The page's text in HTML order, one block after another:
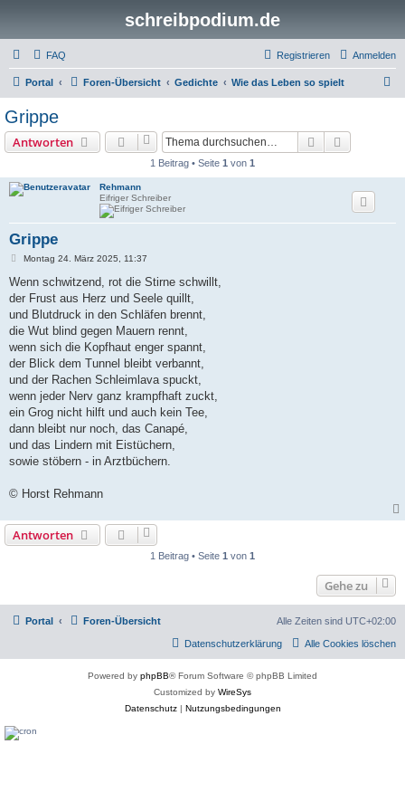
schreibpodium.de
FAQ Anmelden
Registrieren
Portal Foren-Übersicht Gedichte Wie das Leben so spielt
Grippe
Antworten Suche
1 Beitrag • Seite 1 von 1
Rehmann
Eifriger Schreiber
Grippe
B
i
r
a
Montag 24. März 2025, 11:37
Wenn schwitzend, rot die Stirne schwillt,
der Frust aus Herz und Seele quillt,
und Blutdruck in den Schläfen brennt,
die Wut blind gegen Mauern rennt,
wenn sich die Kopfhaut enger spannt,
der Blick dem Tunnel bleibt verbannt,
und der Rachen Schleimlava spuckt,
wenn jeder Nerv ganz krampfhaft zuckt,
ein Grog nicht hilft und auch kein Tee,
dann bleibt nur noch, das Canapé,
und das Lindern mit Eistüchern,
sowie stöbern - in Arztbüchern.
© Horst Rehmann
Antworten
1 Beitrag • Seite 1 von 1
Gehe zu
Portal Foren-Übersicht Alle Zeiten sind UTC+02:00
Alle Cookies löschen
Datenschutzerklärung
Powered by phpBB® Forum Software © phpBB Limited
Customized by WireSys
Datenschutz| Nutzungsbedingungen